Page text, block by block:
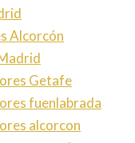
Alcorcón
Getafe
fuenlabrada
alcorcon